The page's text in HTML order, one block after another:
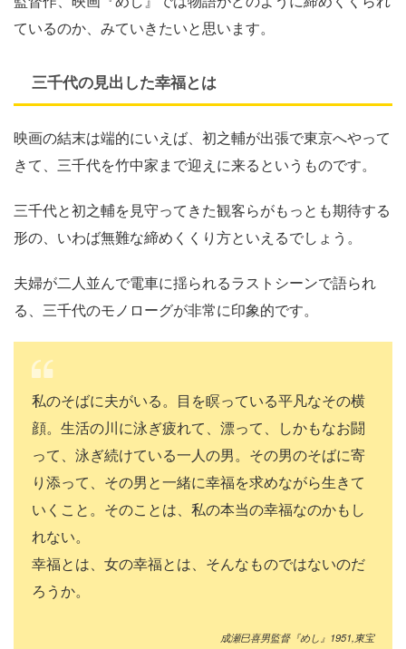
ているのか、みていきたいと思います。
三千代の見出した幸福とは
映画の結末は端的にいえば、初之輔が出張で東京へやって
きて、三千代を竹中家まで迎えに来るというものです。
三千代と初之輔を見守ってきた観客らがもっとも期待する
形の、いわば無難な締めくくり方といえるでしょう。
夫婦が二人並んで電車に揺られるラストシーンで語られ
る、三千代のモノローグが非常に印象的です。
私のそばに夫がいる。目を瞑っている平凡なその横
顔。生活の川に泳ぎ疲れて、漂って、しかもなお闘
って、泳ぎ続けている一人の男。その男のそばに寄
り添って、その男と一緒に幸福を求めながら生きて
いくこと。そのことは、私の本当の幸福なのかもし
れない。
幸福とは、女の幸福とは、そんなものではないのだ
ろうか。
成瀬巳喜男監督『めし』1951,東宝